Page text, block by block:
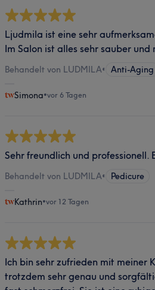
Ljudmila ist eine sehr
Im Salon ist alles sehr sauber
Behandelt von LUDMILA• Anti-Aging
Simona•vor 6 Tagen
Sehr freundlich und
Behandelt von LUDMILA• Pedicure
Kathrin•vor 12 Tagen
Ich bin sehr zufrieden mit meiner
trotzdem sehr genau und